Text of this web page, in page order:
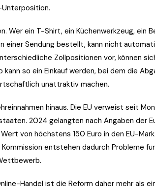
Unterposition.
Wer ein T-Shirt, ein Küchenwerkzeug, ein
einer Sendung bestellt, kann nicht
Zollpositionen vor, können
so ein Einkauf werden, bei dem die
unattraktiv machen.
hinaus. Die EU verweist seit
2024 gelangten nach Angaben der
von höchstens 150 Euro in den EU-
entstehen dadurch Probleme
Handel ist die Reform daher mehr als